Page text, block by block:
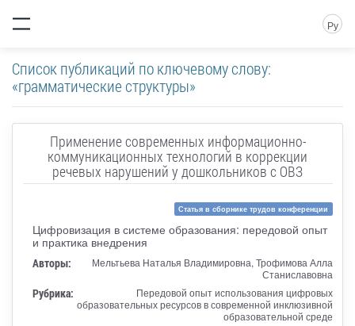
Ру
Список публикаций по ключевому слову:
«грамматические структуры»
Применение современных информационно-
коммуникационных технологий в коррекции
речевых нарушений у дошкольников с ОВЗ
Статья в сборнике трудов конференции
Цифровизация в системе образования: передовой опыт
и практика внедрения
Авторы:
Мельтьева Наталья Владимировна, Трофимова Алла
Станиславовна
Рубрика:
Передовой опыт использования цифровых
образовательных ресурсов в современной инклюзивной
образовательной среде